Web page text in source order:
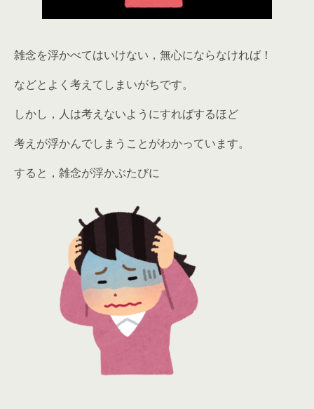
雑念を浮かべてはいけない，無心にならなければ！
などとよく考えてしまいがちです。
しかし，人は考えないようにすればするほど
考えが浮かんでしまうことがわかっています。
すると，雑念が浮かぶたびに